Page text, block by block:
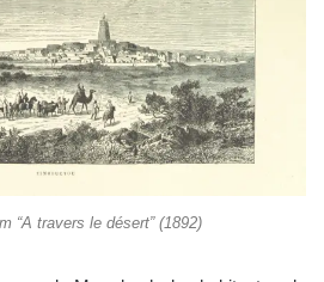
“A travers le désert” (1892)